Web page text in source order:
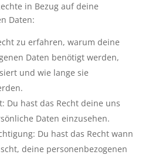
in Bezug auf deine
Daten:
zu erfahren, warum deine
Daten benötigt werden,
und wie lange sie
Du hast das Recht deine uns
Daten einzusehen.
Du hast das Recht wann
deine personenbezogenen